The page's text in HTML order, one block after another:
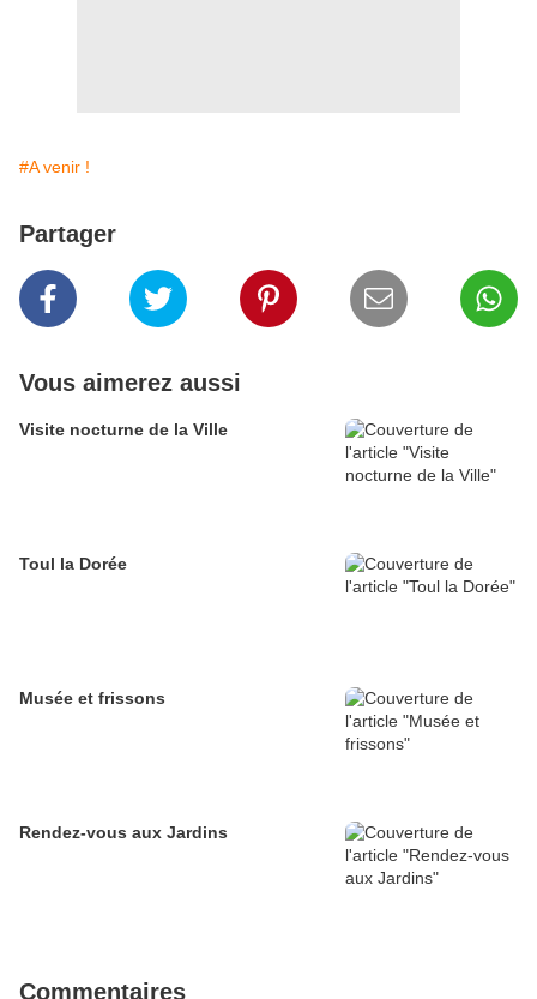
#A venir !
Partager
Vous aimerez aussi
Visite nocturne de la Ville
Toul la Dorée
Musée et frissons
Rendez-vous aux Jardins
Commentaires